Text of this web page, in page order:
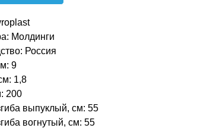
Молдинги
Россия
9
1,8
200
выпуклый, см: 55
вогнутый, см: 55